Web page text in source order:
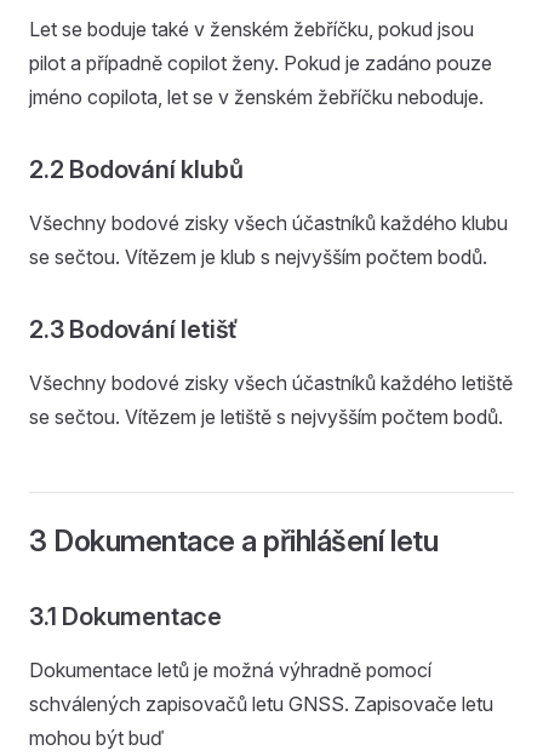
Let se boduje také v ženském žebříčku, pokud jsou
pilot a případně copilot ženy. Pokud je zadáno pouze
jméno copilota, let se v ženském žebříčku neboduje.
2.2 Bodování klubů
Všechny bodové zisky všech účastníků každého klubu
se sečtou. Vítězem je klub s nejvyšším počtem bodů.
2.3 Bodování letišť
Všechny bodové zisky všech účastníků každého letiště
se sečtou. Vítězem je letiště s nejvyšším počtem bodů.
3 Dokumentace a přihlášení letu
3.1 Dokumentace
Dokumentace letů je možná výhradně pomocí
schválených zapisovačů letu GNSS. Zapisovače letu
mohou být buď